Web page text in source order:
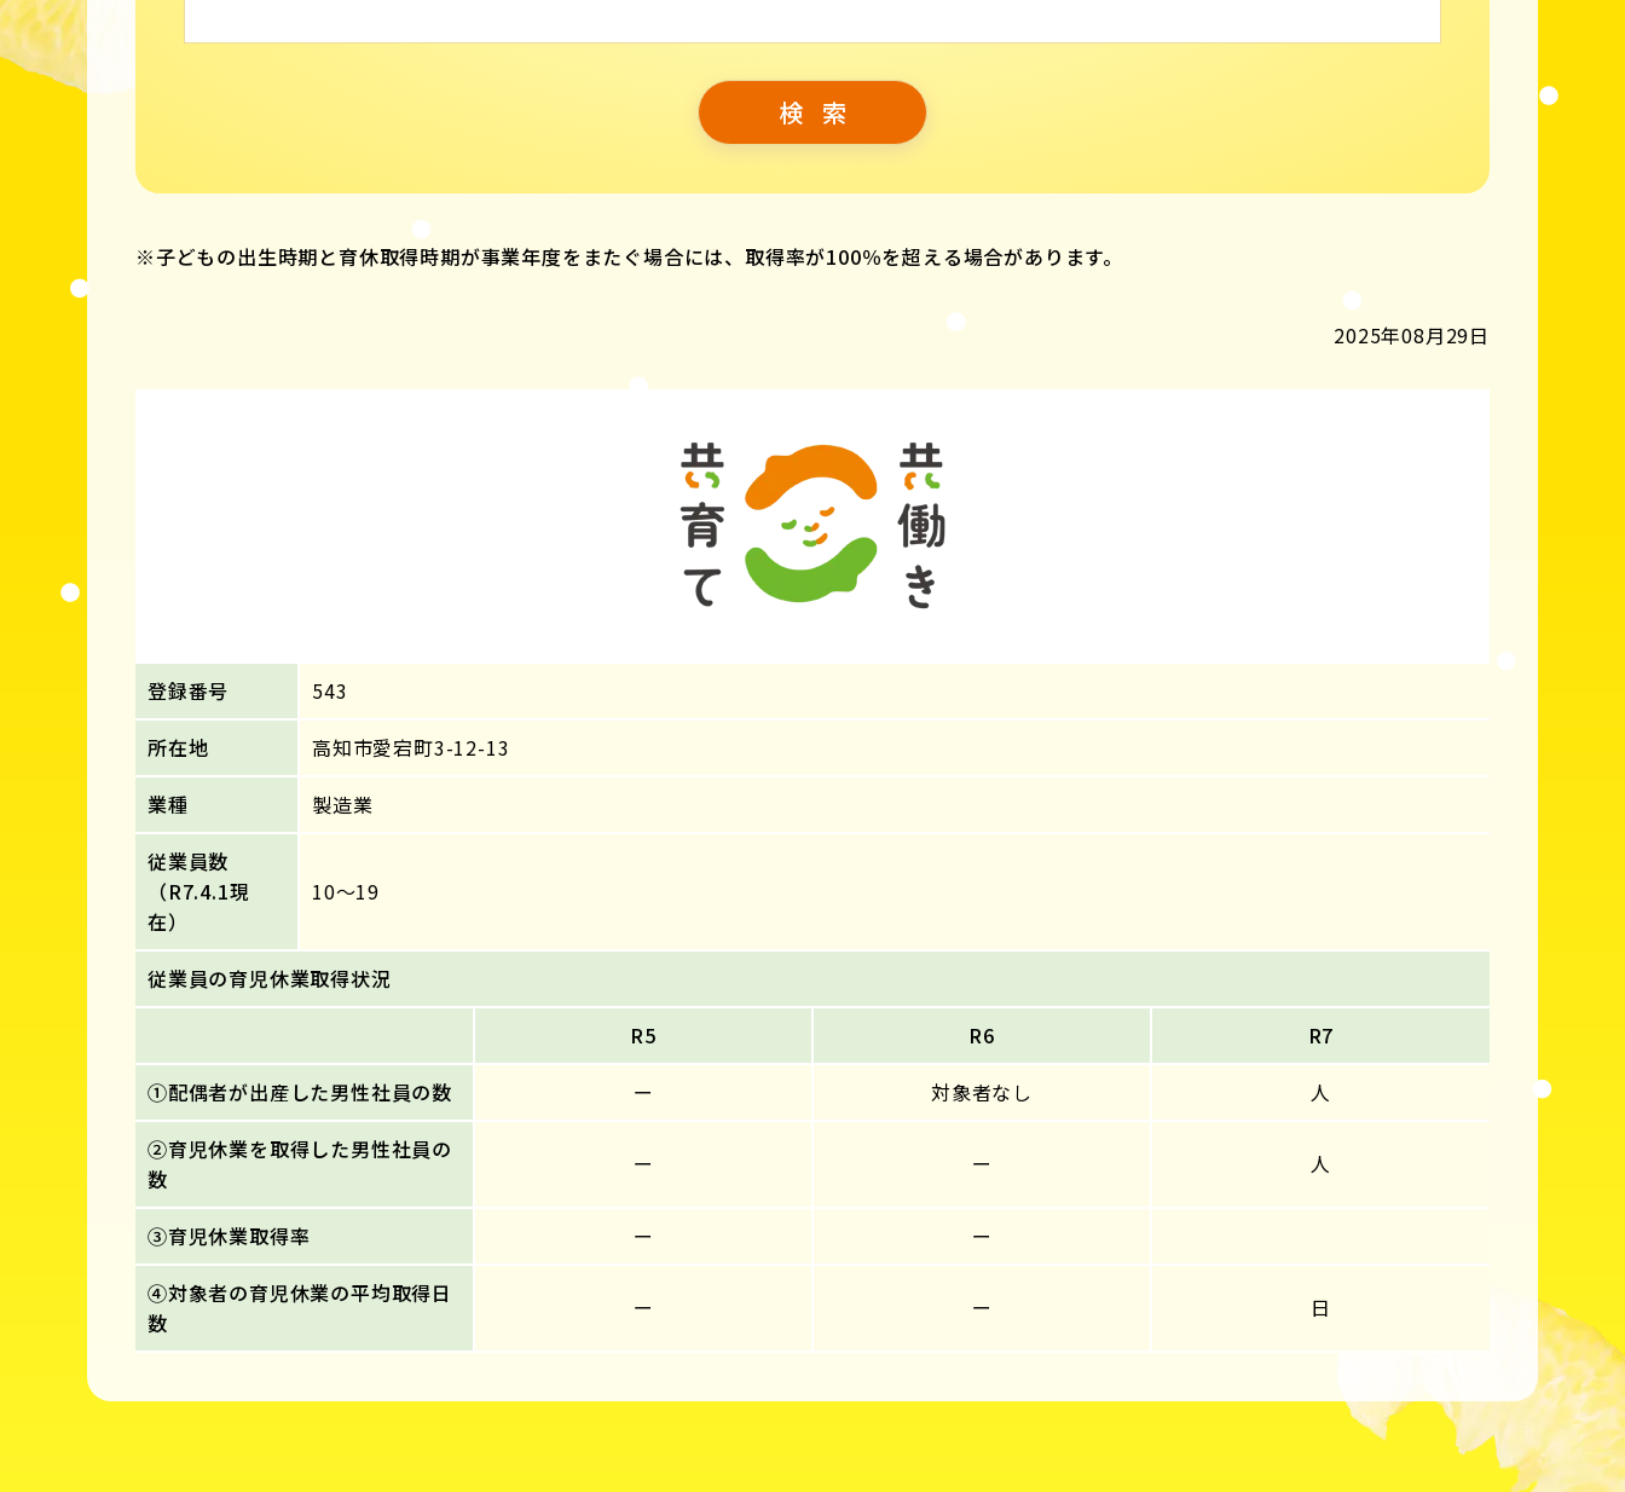
※子どもの出生時期と育休取得時期が事業年度をまたぐ場合には、取得率が100％を超える場合があります。
2025年08月29日
登録番号
543
所在地
高知市愛宕町3-12-13
業種
製造業
従業員数
（R7.4.1現
在）
10～19
従業員の育児休業取得状況
R5
R6
R7
①配偶者が出産した男性社員の数
ー 対象者なし
人
②育児休業を取得した男性社員の
数
ー ー 人
③育児休業取得率 ー
ー
④対象者の育児休業の平均取得日
数
ー ー 日